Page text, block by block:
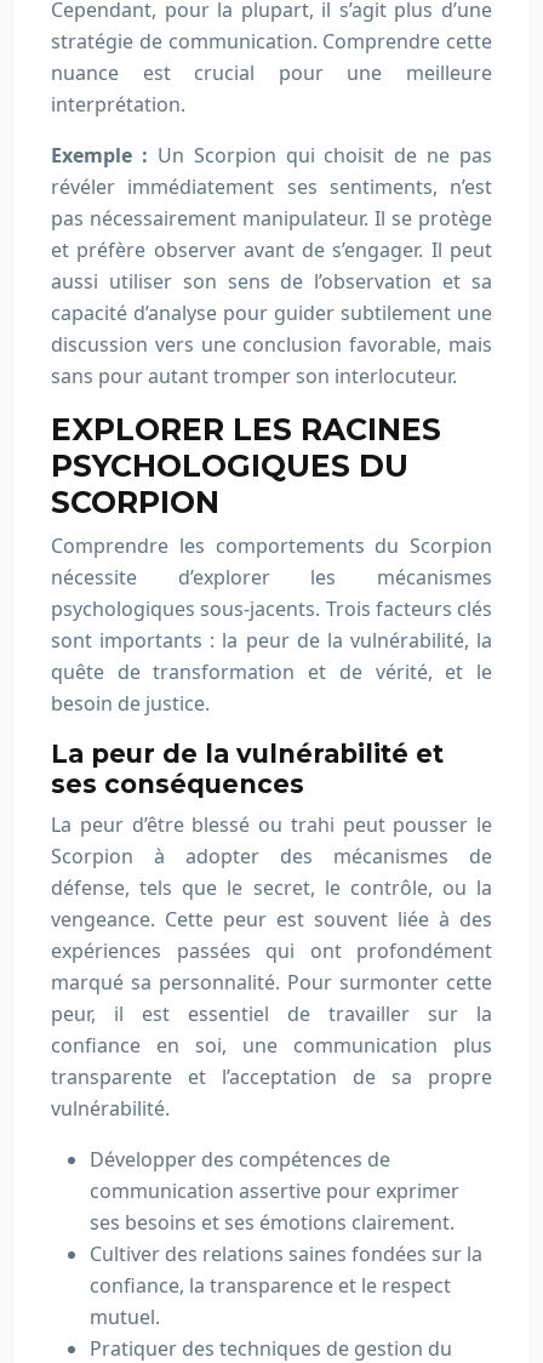
Cependant, pour la plupart, il s’agit plus d’une
stratégie de communication. Comprendre cette
nuance est crucial pour une meilleure
interprétation.
Exemple : Un Scorpion qui choisit de ne pas
révéler immédiatement ses sentiments, n’est
pas nécessairement manipulateur. Il se protège
et préfère observer avant de s’engager. Il peut
aussi utiliser son sens de l’observation et sa
capacité d’analyse pour guider subtilement une
discussion vers une conclusion favorable, mais
sans pour autant tromper son interlocuteur.
EXPLORER LES RACINES
PSYCHOLOGIQUES DU
SCORPION
Comprendre les comportements du Scorpion
nécessite d’explorer les mécanismes
psychologiques sous-jacents. Trois facteurs clés
sont importants : la peur de la vulnérabilité, la
quête de transformation et de vérité, et le
besoin de justice.
La peur de la vulnérabilité et
ses conséquences
La peur d’être blessé ou trahi peut pousser le
Scorpion à adopter des mécanismes de
défense, tels que le secret, le contrôle, ou la
vengeance. Cette peur est souvent liée à des
expériences passées qui ont profondément
marqué sa personnalité. Pour surmonter cette
peur, il est essentiel de travailler sur la
confiance en soi, une communication plus
transparente et l’acceptation de sa propre
vulnérabilité.
Développer des compétences de
communication assertive pour exprimer
ses besoins et ses émotions clairement.
Cultiver des relations saines fondées sur la
confiance, la transparence et le respect
mutuel.
Pratiquer des techniques de gestion du